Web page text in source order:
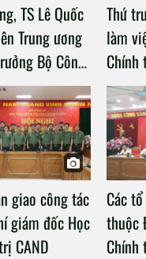
TS Lê Quốc
Trung ương
Bộ Công
Học viện
an nhân dân
Thứ
làm
Chính
giao công tác
giám đốc Học
CAND
Các
thuộc
Chính